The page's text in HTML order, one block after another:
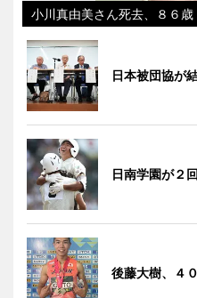
小川真由美さん死去、８６歳
日本被団協が
日南学園が２
後藤大樹、４